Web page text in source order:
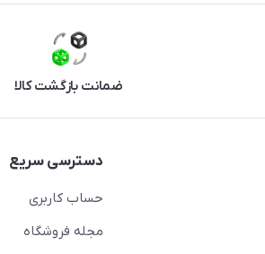
ضمانت بازگشت کالا
دسترسی سریع
حساب کاربری
مجله فروشگاه